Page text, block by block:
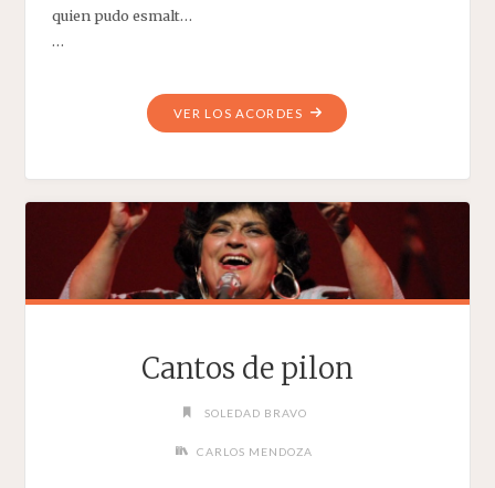
quien pudo esmalt…
…
VER LOS ACORDES"FULÍA"
Cantos de pilon
SOLEDAD BRAVO
CARLOS MENDOZA